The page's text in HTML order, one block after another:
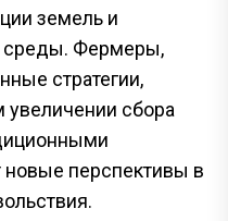
земель и
среды. Фермеры,
стратегии,
сбора
новые перспективы в